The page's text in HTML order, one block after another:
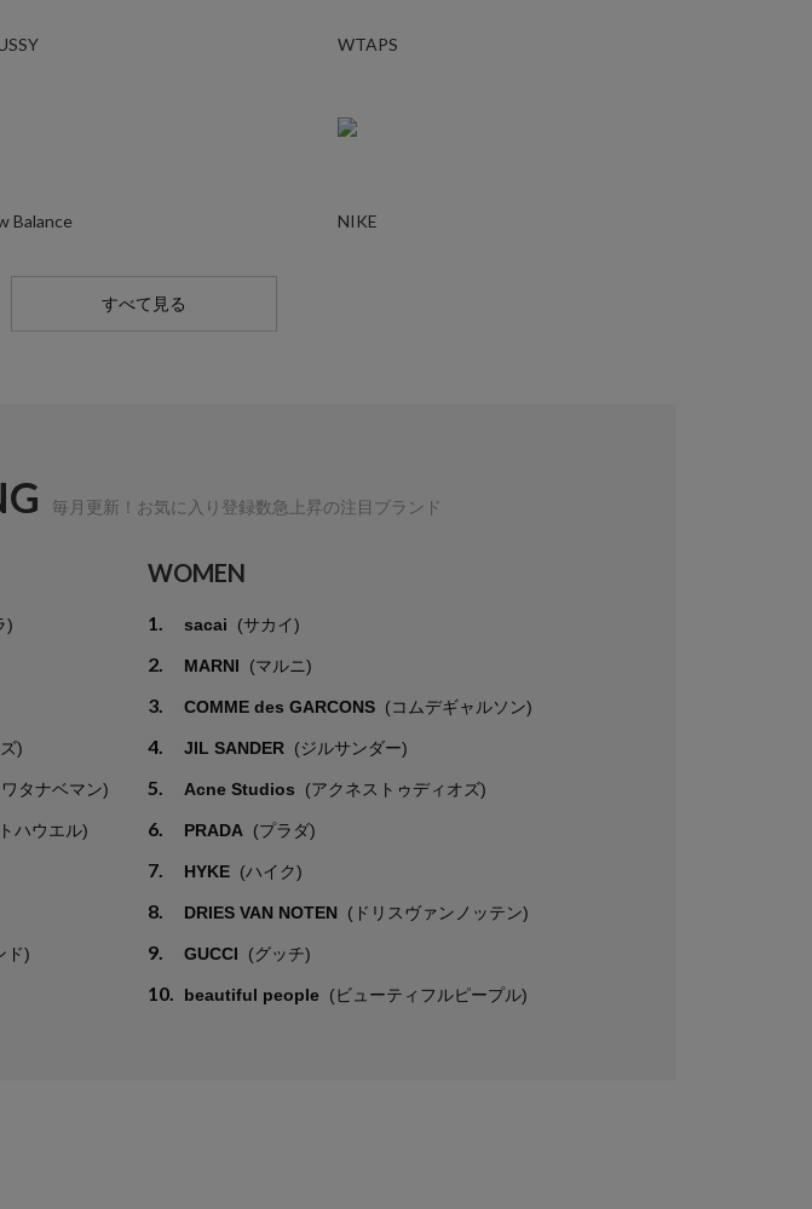
WTAPS
Balance NIKE
すべて見る
毎月更新！お気に入り登録数急上昇の注目ブランド
)
)
タナベマン)
ハウエル)
ド)
WOMEN
1. sacai (サカイ)
2. MARNI (マルニ)
3. COMME des GARCONS (コムデギャルソン)
4. JIL SANDER (ジルサンダー)
5. Acne Studios (アクネストゥディオズ)
6. PRADA (プラダ)
7. HYKE (ハイク)
8. DRIES VAN NOTEN (ドリスヴァンノッテン)
9. GUCCI (グッチ)
10. beautiful people (ビューティフルピープル)